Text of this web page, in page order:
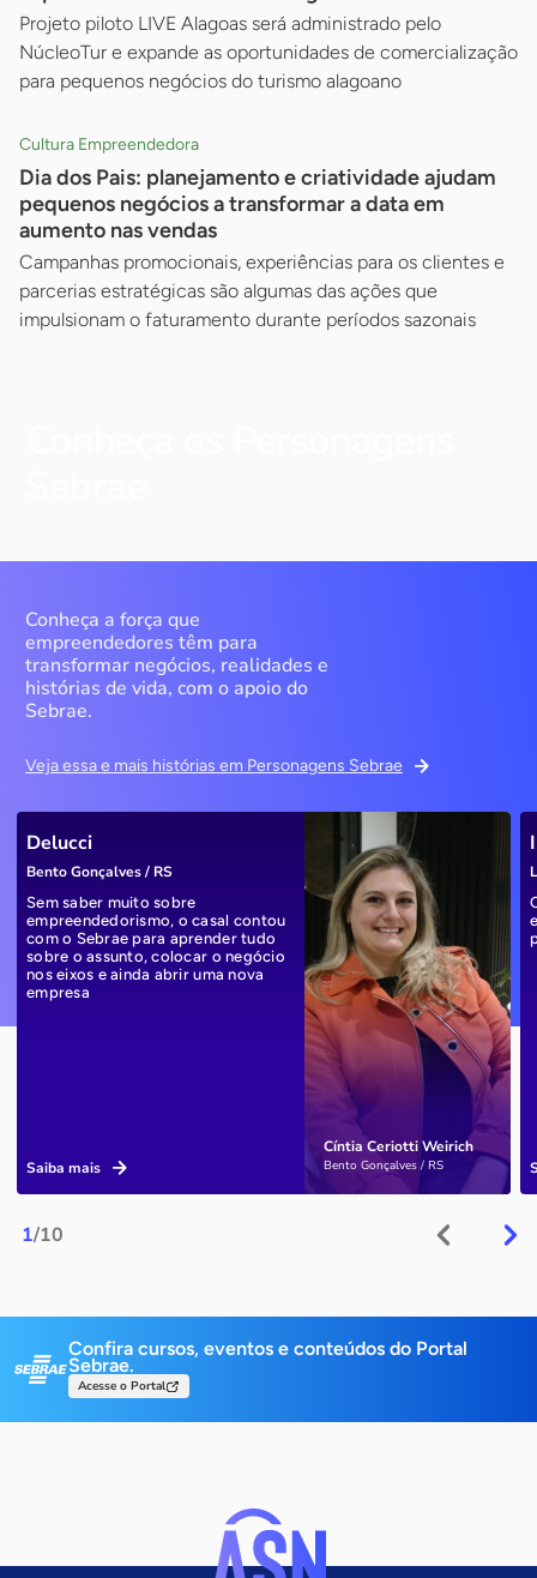
Projeto piloto LIVE Alagoas será administrado pelo
NúcleoTur e expande as oportunidades de comercialização
para pequenos negócios do turismo alagoano
Cultura Empreendedora
Dia dos Pais: planejamento e criatividade ajudam
pequenos negócios a transformar a data em
aumento nas vendas
Campanhas promocionais, experiências para os clientes e
parcerias estratégicas são algumas das ações que
impulsionam o faturamento durante períodos sazonais
Conheça a força que
empreendedores têm para
transformar negócios, realidades e
histórias de vida, com o apoio do
Sebrae.
Veja essa e mais histórias em Personagens Sebrae
1/10
Cíntia Ceriotti Weirich
Bento Gonçalves / RS
Delucci
Bento Gonçalves / RS
Sem saber muito sobre
empreendedorismo, o casal contou
com o Sebrae para aprender tudo
sobre o assunto, colocar o negócio
nos eixos e ainda abrir uma nova
empresa
Saiba mais
Confira cursos, eventos e conteúdos do Portal
Sebrae.
Acesse o Portal